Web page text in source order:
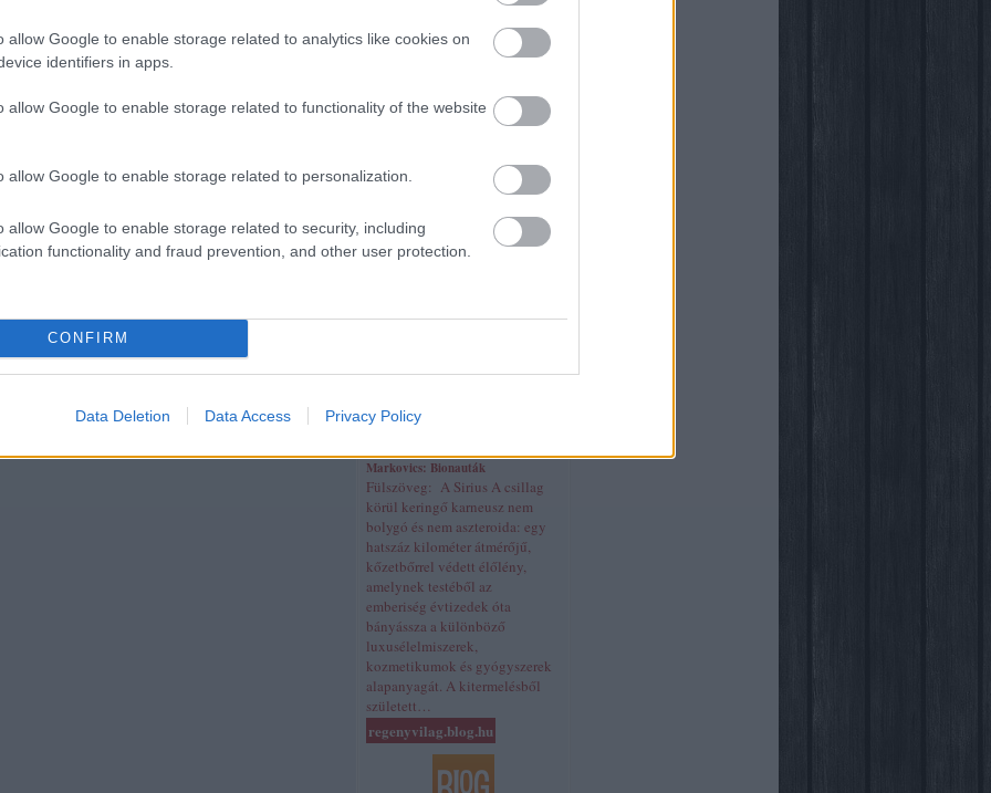
allow Google to enable storage related to analytics like cookies on
identifiers in apps.
allow Google to enable storage related to functionality of the website
allow Google to enable storage related to personalization.
allow Google to enable storage related to security, including
functionality and fraud prevention, and other user protection.
CONFIRM
Data Deletion Data Access Privacy Policy
Müzli
n.
könyvmolyok
Puma
Rita olvas
Sajtosrolo
Markovics: Bionauták
Fülszöveg: A Sirius A csillag
körül keringő karneusz nem
bolygó és nem aszteroida: egy
hatszáz kilométer átmérőjű,
kőzetbőrrel védett élőlény,
amelynek testéből az
emberiség évtizedek óta
bányássza a különböző
luxusélelmiszerek,
kozmetikumok és gyógyszerek
alapanyagát. A kitermelésből
született…
regenyvilag.blog.hu
helyes: jól indul a könyv, de nem tudja
Vélhetően Dick vagy túl sokat
hamar meg akarta írni.
Válasz erre
jön még PKD az én utcámba, és
érdekes élményeim vele kapcsolatban. Ami
Belépés Facebookkal